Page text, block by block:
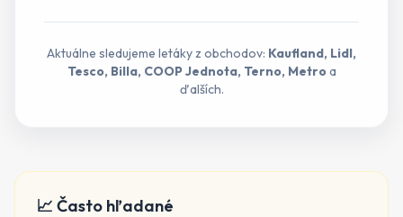
Aktuálne sledujeme letáky z obchodov: Kaufland, Lidl,
Tesco, Billa, COOP Jednota, Terno, Metroa
ďalších.
📈 Často hľadané